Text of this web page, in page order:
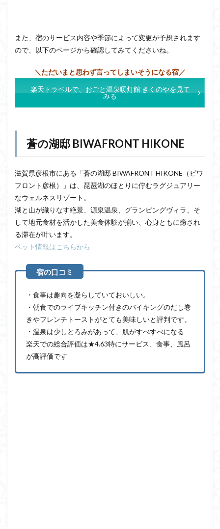
また、宿のサービス内容や季節によって変更が予想されます
ので、以下のページから確認してみてくださいね。
＼ただいまと思わず言ってしまいそうになる宿／
楽天トラベルで、おごと温泉暖灯館 きくのやを見て
みる
蒼の湖邸 BIWAFRONT HIKONE
滋賀県彦根市にある「蒼の湖邸 BIWAFRONT HIKONE（ビワ
フロント彦根）」は、琵琶湖のほとりに佇むラグジュアリー
なウェルネスリゾート。
湖と山が織りなす絶景、源泉温泉、グランピングヴィラ、そ
して地元食材を活かした美食体験が揃い、心身ともに癒され
る滞在が叶います。
ペット情報はこちらから
・食事は趣向を凝らしていておいしい。
・朝食でのライブキッチン付きのバイキングのだし巻
きやフレンチトーストがとても美味しいと評判です。
・温泉は少しとろみがあって、肌がすべすべになる
楽天での総合評価は★4.63特にサービス、食事、風呂
が高評価です